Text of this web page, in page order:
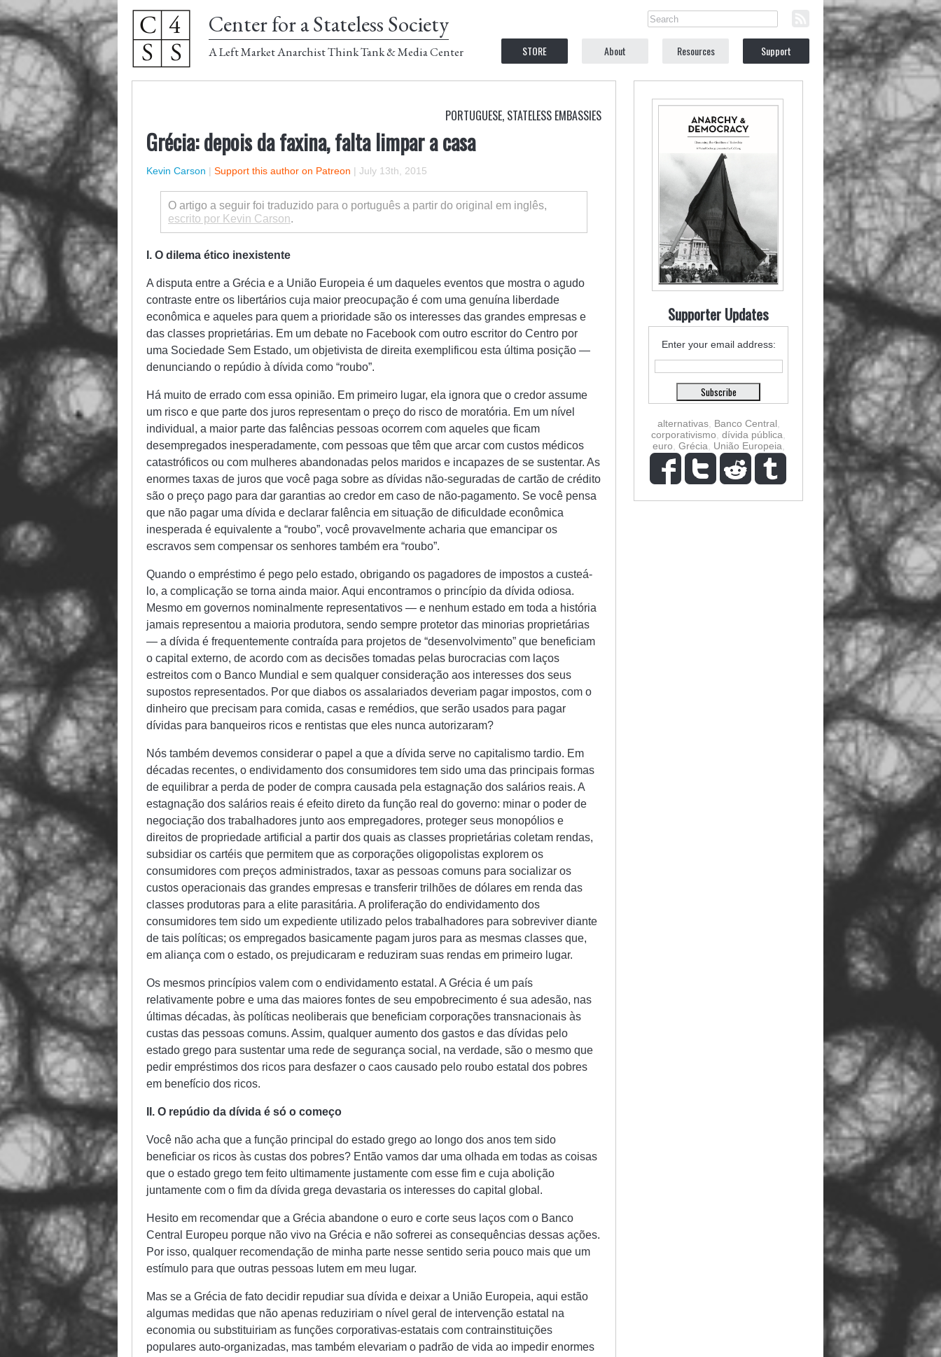
Center for a Stateless Society
A Left Market Anarchist Think Tank & Media Center STORE About Resources Support
PORTUGUESE, STATELESS EMBASSIES
Grécia: depois da faxina, falta limpar a casa
Kevin Carson | Support this author on Patreon | July 13th, 2015
O artigo a seguir foi traduzido para o português a partir do original em inglês,
escrito por Kevin Carson.
I. O dilema ético inexistente
A disputa entre a Grécia e a União Europeia é um daqueles eventos que mostra o agudo
contraste entre os libertários cuja maior preocupação é com uma genuína liberdade
econômica e aqueles para quem a prioridade são os interesses das grandes empresas e
das classes proprietárias. Em um debate no Facebook com outro escritor do Centro por
uma Sociedade Sem Estado, um objetivista de direita exemplificou esta última posição —
denunciando o repúdio à dívida como “roubo”.
Há muito de errado com essa opinião. Em primeiro lugar, ela ignora que o credor assume
um risco e que parte dos juros representam o preço do risco de moratória. Em um nível
individual, a maior parte das falências pessoas ocorrem com aqueles que ficam
desempregados inesperadamente, com pessoas que têm que arcar com custos médicos
catastróficos ou com mulheres abandonadas pelos maridos e incapazes de se sustentar. As
enormes taxas de juros que você paga sobre as dívidas não-seguradas de cartão de crédito
são o preço pago para dar garantias ao credor em caso de não-pagamento. Se você pensa
que não pagar uma dívida e declarar falência em situação de dificuldade econômica
inesperada é equivalente a “roubo”, você provavelmente acharia que emancipar os
escravos sem compensar os senhores também era “roubo”.
Quando o empréstimo é pego pelo estado, obrigando os pagadores de impostos a custeá-
lo, a complicação se torna ainda maior. Aqui encontramos o princípio da dívida odiosa.
Mesmo em governos nominalmente representativos — e nenhum estado em toda a história
jamais representou a maioria produtora, sendo sempre protetor das minorias proprietárias
— a dívida é frequentemente contraída para projetos de “desenvolvimento” que beneficiam
o capital externo, de acordo com as decisões tomadas pelas burocracias com laços
estreitos com o Banco Mundial e sem qualquer consideração aos interesses dos seus
supostos representados. Por que diabos os assalariados deveriam pagar impostos, com o
dinheiro que precisam para comida, casas e remédios, que serão usados para pagar
dívidas para banqueiros ricos e rentistas que eles nunca autorizaram?
Nós também devemos considerar o papel a que a dívida serve no capitalismo tardio. Em
décadas recentes, o endividamento dos consumidores tem sido uma das principais formas
de equilibrar a perda de poder de compra causada pela estagnação dos salários reais. A
estagnação dos salários reais é efeito direto da função real do governo: minar o poder de
negociação dos trabalhadores junto aos empregadores, proteger seus monopólios e
direitos de propriedade artificial a partir dos quais as classes proprietárias coletam rendas,
subsidiar os cartéis que permitem que as corporações oligopolistas explorem os
consumidores com preços administrados, taxar as pessoas comuns para socializar os
custos operacionais das grandes empresas e transferir trilhões de dólares em renda das
classes produtoras para a elite parasitária. A proliferação do endividamento dos
consumidores tem sido um expediente utilizado pelos trabalhadores para sobreviver diante
de tais políticas; os empregados basicamente pagam juros para as mesmas classes que,
em aliança com o estado, os prejudicaram e reduziram suas rendas em primeiro lugar.
Os mesmos princípios valem com o endividamento estatal. A Grécia é um país
relativamente pobre e uma das maiores fontes de seu empobrecimento é sua adesão, nas
últimas décadas, às políticas neoliberais que beneficiam corporações transnacionais às
custas das pessoas comuns. Assim, qualquer aumento dos gastos e das dívidas pelo
estado grego para sustentar uma rede de segurança social, na verdade, são o mesmo que
pedir empréstimos dos ricos para desfazer o caos causado pelo roubo estatal dos pobres
em benefício dos ricos.
II. O repúdio da dívida é só o começo
Você não acha que a função principal do estado grego ao longo dos anos tem sido
beneficiar os ricos às custas dos pobres? Então vamos dar uma olhada em todas as coisas
que o estado grego tem feito ultimamente justamente com esse fim e cuja abolição
juntamente com o fim da dívida grega devastaria os interesses do capital global.
Hesito em recomendar que a Grécia abandone o euro e corte seus laços com o Banco
Central Europeu porque não vivo na Grécia e não sofrerei as consequências dessas ações.
Por isso, qualquer recomendação de minha parte nesse sentido seria pouco mais que um
estímulo para que outras pessoas lutem em meu lugar.
Mas se a Grécia de fato decidir repudiar sua dívida e deixar a União Europeia, aqui estão
algumas medidas que não apenas reduziriam o nível geral de intervenção estatal na
economia ou substituiriam as funções corporativas-estatais com contrainstituições
populares auto-organizadas, mas também elevariam o padrão de vida ao impedir enormes
Supporter Updates
Enter your email address:
alternativas, Banco Central
corporativismo dívida pública
euro Grécia União Europeia